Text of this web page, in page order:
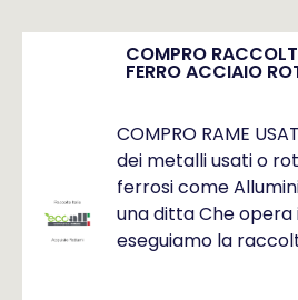
COMPRO
FERRO ACCIAIO
COMPRO RAME
dei metalli usati o
ferrosi come
una ditta Che
eseguiamo la